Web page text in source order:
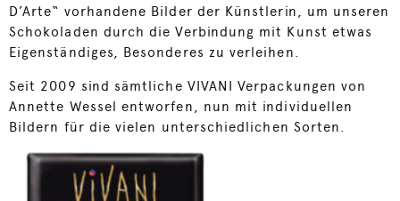
D’Arte“ vorhandene Bilder der Künstlerin, um unseren
Schokoladen durch die Verbindung mit Kunst etwas
Eigenständiges, Besonderes zu verleihen.
Seit 2009 sind sämtliche VIVANI Verpackungen von
Annette Wessel entworfen, nun mit individuellen
Bildern für die vielen unterschiedlichen Sorten.